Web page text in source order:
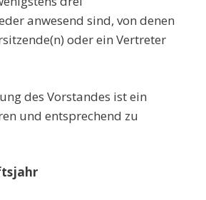
anwesend sind, von denen
oder ein Vertreter
des Vorstandes ist ein
und entsprechend zu